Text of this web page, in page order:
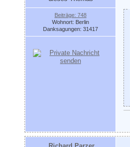
Beiträge: 748
Wohnort: Berlin
Danksagungen: 31417
Richard Parzer